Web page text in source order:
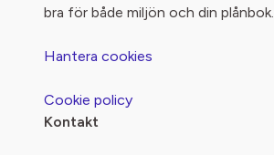
bra för både miljön och din plånbok.
Hantera cookies
Cookie policy
Kontakt